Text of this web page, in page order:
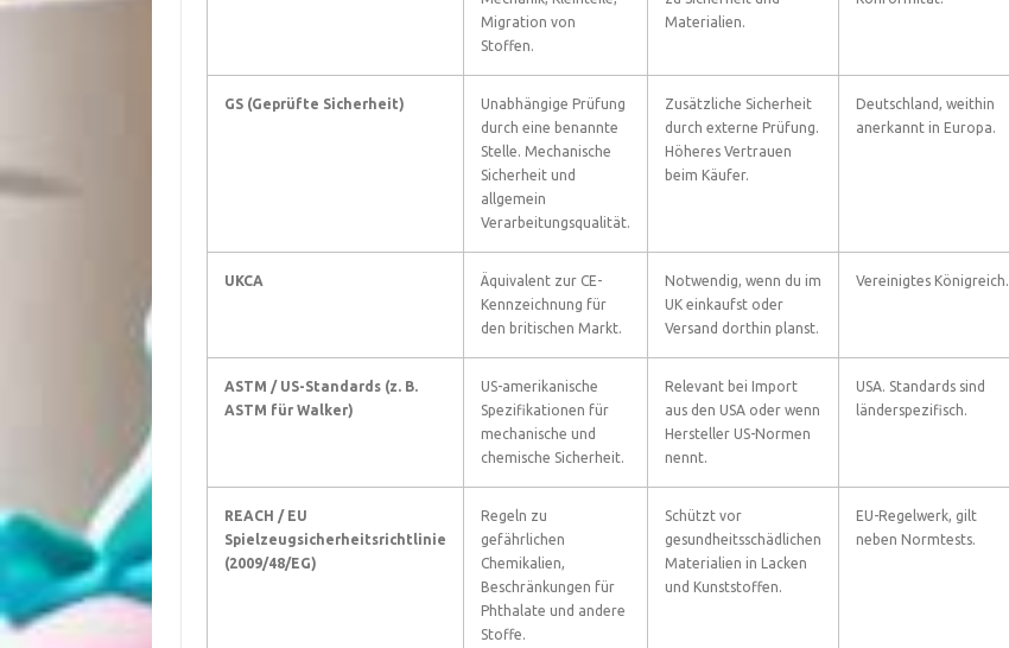
Migration von
Stoffen.
Materialien.
GS (Geprüfte Sicherheit)
Unabhängige Prüfung
durch eine benannte
Stelle. Mechanische
Sicherheit und
allgemein
Verarbeitungsqualität.
Zusätzliche Sicherheit
durch externe Prüfung.
Höheres Vertrauen
beim Käufer.
Deutschland, weithin
anerkannt in Europa.
UKCA
Äquivalent zur CE-
Kennzeichnung für
den britischen Markt.
Notwendig, wenn du im
UK einkaufst oder
Versand dorthin planst.
Vereinigtes Königreich.
ASTM / US-Standards (z. B.
ASTM für Walker)
US-amerikanische
Spezifikationen für
mechanische und
chemische Sicherheit.
Relevant bei Import
aus den USA oder wenn
Hersteller US-Normen
nennt.
USA. Standards sind
länderspezifisch.
REACH / EU
Spielzeugsicherheitsrichtlinie
(2009/48/EG)
Regeln zu
gefährlichen
Chemikalien,
Beschränkungen für
Phthalate und andere
Stoffe.
Schützt vor
gesundheitsschädlichen
Materialien in Lacken
und Kunststoffen.
EU-Regelwerk, gilt
neben Normtests.